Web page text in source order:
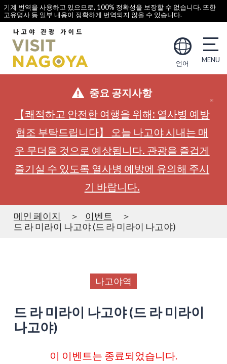
기계 번역을 사용하고 있으므로, 100% 정확성을 보장할 수 없습니다. 또한
고유명사 등 일부 내용이 정확하게 번역되지 않을 수 있습니다.
언어
중요 공지사항
【쾌적하고 안전한 여행을 위해: 열사병 예방
협조 부탁드립니다】 오늘 나고야 시내는 매
우 무더울 것으로 예상됩니다. 관광을 즐겁게
즐기실 수 있도록 열사병 예방에 유의해 주시
기 바랍니다.
메인 페이지
이벤트
드 라 미라이 나고야 (드 라 미라이 나고야)
나고야역
드 라 미라이 나고야 (드 라 미라이
나고야)
이 이벤트는 종료되었습니다.